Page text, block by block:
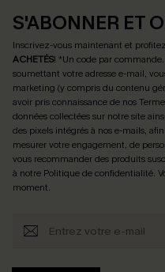
S'ABONNER ET
Inscrivez-vous maintenant et
ACHETÉS! *Un code par
soumettant votre adresse e-mail,
marketing (y compris du contenu
avoir pris connaissance de nos
données collectées sur notre site
des pixels intégrés à nos e-mails,
mesurer votre engagement, de
vous recommander des produits
à notre Politique de confidentialité.
moment.